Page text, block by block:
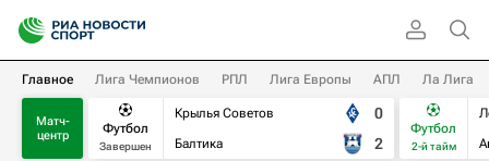
Главное Лига Чемпионов РПЛ Лига Европы АПЛ Ла Лига
Матч-
центр
Футбол
Завершен
Крылья Советов
Балтика
0
2
Футбол
2-й тайм